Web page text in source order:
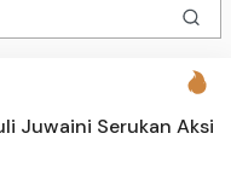
Juwaini Serukan Aksi